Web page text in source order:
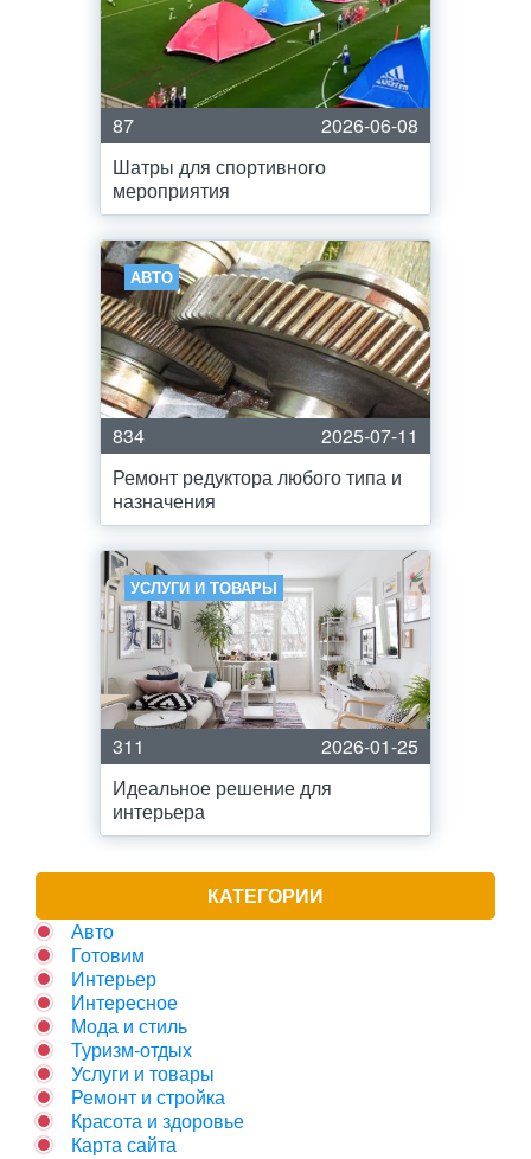
87
2026-06-08
Шатры для спортивного
мероприятия
АВТО
834
2025-07-11
Ремонт редуктора любого типа и
назначения
УСЛУГИ И ТОВАРЫ
311
2026-01-25
Идеальное решение для
интерьера
КАТЕГОРИИ
Авто
Готовим
Интерьер
Интересное
Мода и стиль
Туризм-отдых
Услуги и товары
Ремонт и стройка
Красота и здоровье
Карта сайта